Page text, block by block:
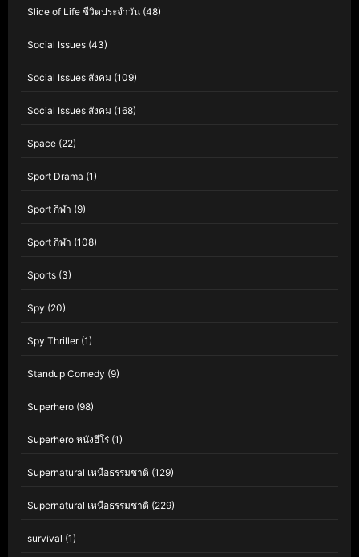
Slice of Life ชีวิตประจำวัน (48)
Social Issues (43)
Social Issues สังคม (109)
Social Issues สังคม (168)
Space (22)
Sport Drama (1)
Sport กีฬา (9)
Sport กีฬา (108)
Sports (3)
Spy (20)
Spy Thriller(1)
Standup Comedy (9)
Superhero (98)
Superhero หนังฮีโร่ (1)
Supernatural เหนือธรรมชาติ (129)
Supernatural เหนือธรรมชาติ (229)
survival (1)